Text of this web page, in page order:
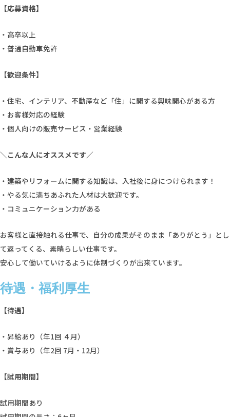
【応募資格】
・高卒以上
・普通自動車免許
【歓迎条件】
・住宅、インテリア、不動産など「住」に関する興味関心がある方
・お客様対応の経験
・個人向けの販売サービス・営業経験
＼こんな人にオススメです／
・建築やリフォームに関する知識は、入社後に身につけられます！
・やる気に満ちあふれた人材は大歓迎です。
・コミュニケーション力がある
お客様と直接触れる仕事で、自分の成果がそのまま「ありがとう」とし
て返ってくる、素晴らしい仕事です。
安心して働いていけるように体制づくりが出来ています。
待遇・福利厚生
【待遇】
・昇給あり（年1回 ４月）
・賞与あり（年2回 7月・12月）
【試用期間】
試用期間あり